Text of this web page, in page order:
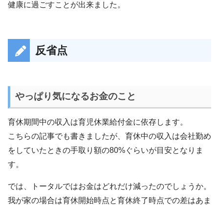
健康に過ごすことが出来ました。
反省点
やっぱり気になるお金のこと
育休期間中の収入は育児休業給付金に依存します。
こちらの記事でも書きましたが、育休中の収入は会社勤め
をしていたときの手取り額の80%ぐらいが目安となりま
す。
では、トータルではお金はどれだけ減ったのでしょうか。
我が家の場合は育休開始時点と育休終了時点での差はあま